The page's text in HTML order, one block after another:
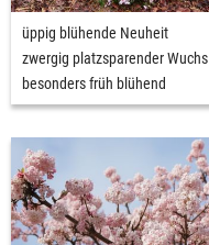
üppig blühende Neuheit
zwergig platzsparender Wuchs
besonders früh blühend